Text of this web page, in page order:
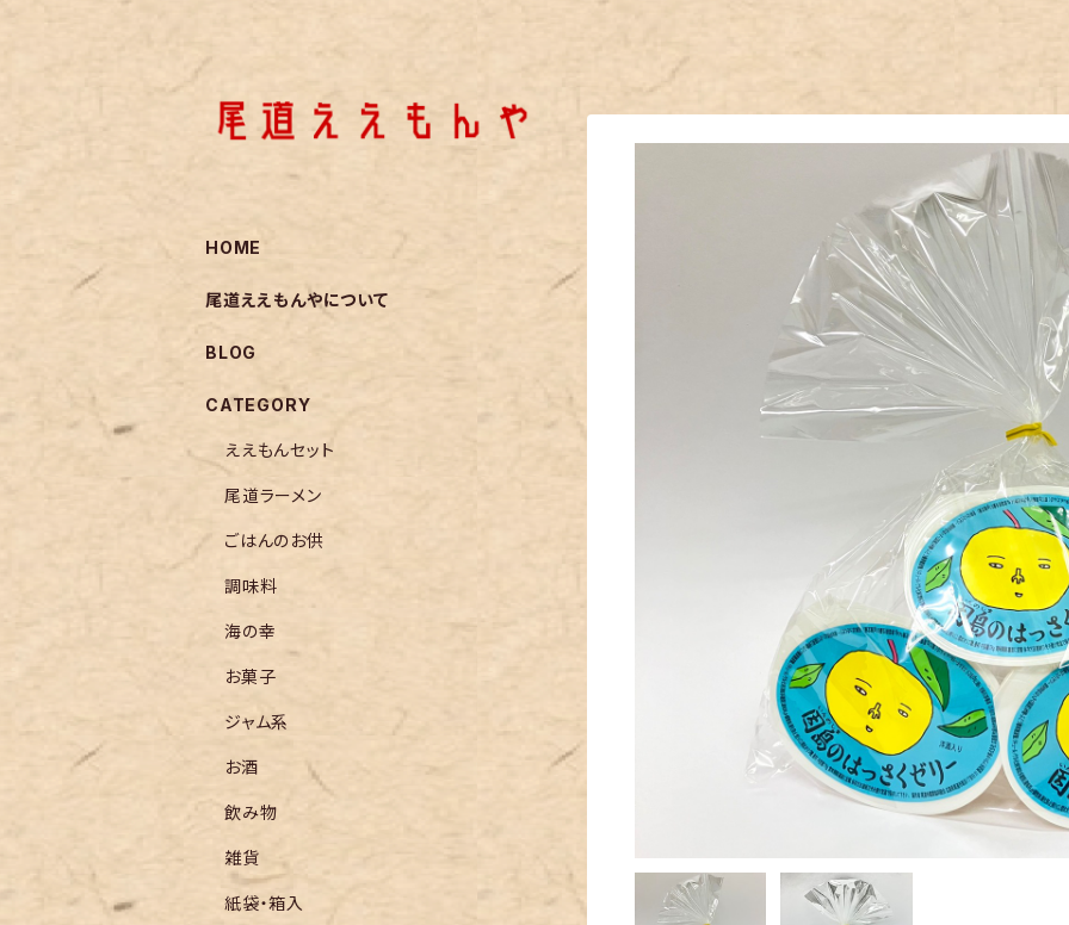
HOME
尾道ええもんやについて
BLOG
CATEGORY
ええもんセット
尾道ラーメン
ごはんのお供
調味料
海の幸
お菓子
ジャム系
お酒
飲み物
雑貨
紙袋・箱入